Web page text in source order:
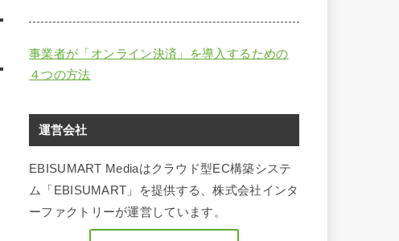
事業者が「オンライン決済」を導入するための
４つの方法
運営会社
EBISUMART Mediaはクラウド型EC構築システ
ム「EBISUMART」を提供する、株式会社インタ
ーファクトリーが運営しています。